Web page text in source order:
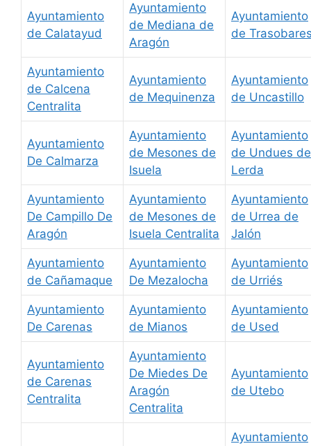
Ayuntamiento
de Calatayud
Ayuntamiento
de Mediana de
Aragón
Ayuntamiento
de
Ayuntamiento
de Calcena
Centralita
Ayuntamiento
de Mequinenza
Ayuntamiento
de Uncastillo
Ayuntamiento
De Calmarza
Ayuntamiento
de Mesones de
Isuela
Ayuntamiento
de Undues de
Lerda
Ayuntamiento
De Campillo De
Aragón
Ayuntamiento
de Mesones de
Isuela Centralita
Ayuntamiento
de Urrea de
Jalón
Ayuntamiento
de Cañamaque
Ayuntamiento
De Mezalocha
Ayuntamiento
de Urriés
Ayuntamiento
De Carenas
Ayuntamiento
de Mianos
Ayuntamiento
de Used
Ayuntamiento
de Carenas
Centralita
Ayuntamiento
De Miedes De
Aragón
Centralita
Ayuntamiento
de Utebo
Ayuntamiento